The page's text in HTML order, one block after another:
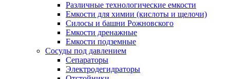
Различные технологические емкости
Емкости для химии (кислоты и щелочи)
Силосы и башни Рожновского
Емкости дренажные
Емкости подземные
Сосуды под давлением
Сепараторы
Электродегидраторы